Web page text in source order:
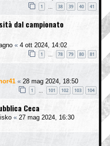
1 38 39 40 41
dal campionato
« 4 ott 2024, 14:02
1 78 79 80 81
« 28 mag 2024, 18:50
1 101 102 103 104
Ceca
« 27 mag 2024, 16:30